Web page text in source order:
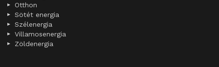
Otthon
Sötét energia
Szélenergia
Villamosenergia
Zöldenergia